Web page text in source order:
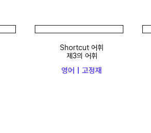
Shortcut 어휘
제3의 어휘
영어 | 고정재